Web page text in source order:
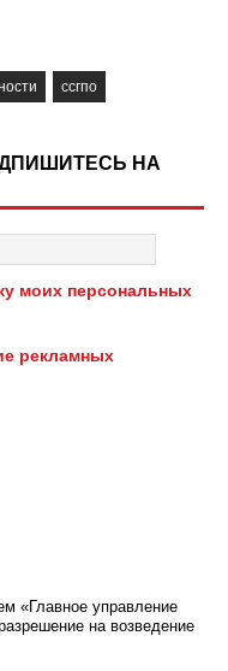
ссгпо
НА
моих персональных
рекламных
«Главное управление
на возведение